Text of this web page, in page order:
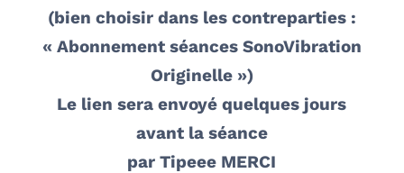
(bien choisir dans les contreparties :
« Abonnement séances SonoVibration
Originelle »)
Le lien sera envoyé quelques jours
avant la séance
par Tipeee MERCI